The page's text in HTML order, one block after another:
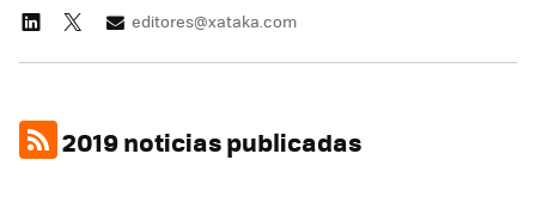
editores@xataka.com
2019 noticias publicadas